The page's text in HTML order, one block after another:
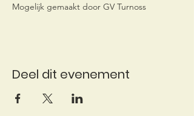
Mogelijk gemaakt door GV Turnoss
Deel dit evenement